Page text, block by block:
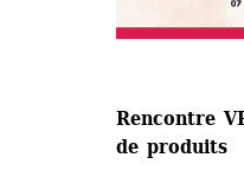
Rencontre
de produits